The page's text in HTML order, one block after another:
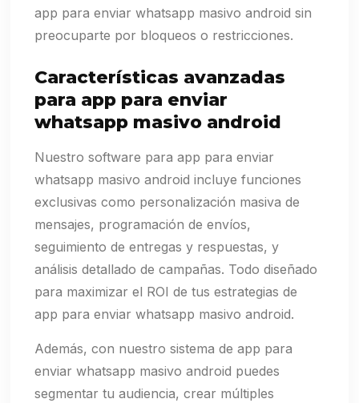
app para enviar whatsapp masivo android sin
preocuparte por bloqueos o restricciones.
Características avanzadas
para app para enviar
whatsapp masivo android
Nuestro software para app para enviar
whatsapp masivo android incluye funciones
exclusivas como personalización masiva de
mensajes, programación de envíos,
seguimiento de entregas y respuestas, y
análisis detallado de campañas. Todo diseñado
para maximizar el ROI de tus estrategias de
app para enviar whatsapp masivo android.
Además, con nuestro sistema de app para
enviar whatsapp masivo android puedes
segmentar tu audiencia, crear múltiples